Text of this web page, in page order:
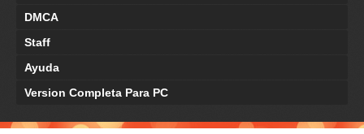
DMCA
Staff
Ayuda
Version Completa Para PC